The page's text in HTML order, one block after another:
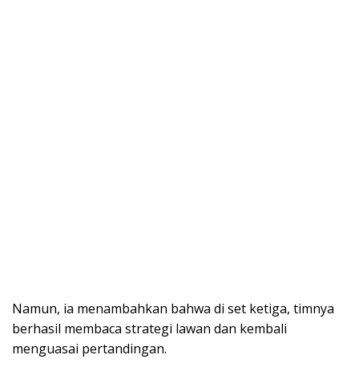
Namun, ia menambahkan bahwa di set ketiga, timnya
berhasil membaca strategi lawan dan kembali
menguasai pertandingan.